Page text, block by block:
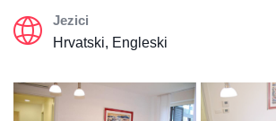
Jezici
Hrvatski, Engleski